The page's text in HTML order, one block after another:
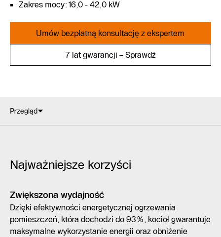
Zakres mocy: 16,0 - 42,0 kW
Umów bezpłatną konsultację z ekspertem
7 lat gwarancji – Sprawdź
Przegląd
Najważniejsze korzyści
Zwiększona wydajność
Dzięki efektywności energetycznej ogrzewania
pomieszczeń, która dochodzi do 93%, kocioł gwarantuje
maksymalne wykorzystanie energii oraz obniżenie